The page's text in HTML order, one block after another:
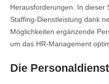
Herausforderungen. In dieser
Staffing-Dienstleistung dank
Möglichkeiten ergänzende
um das HR-Management
Die